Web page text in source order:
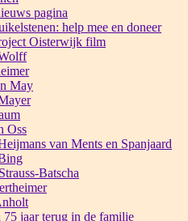
pagina
help mee en doneer
Oisterwijk film
May
Oss
van Ments en Spanjaard
Batscha
jaar terug in de familie